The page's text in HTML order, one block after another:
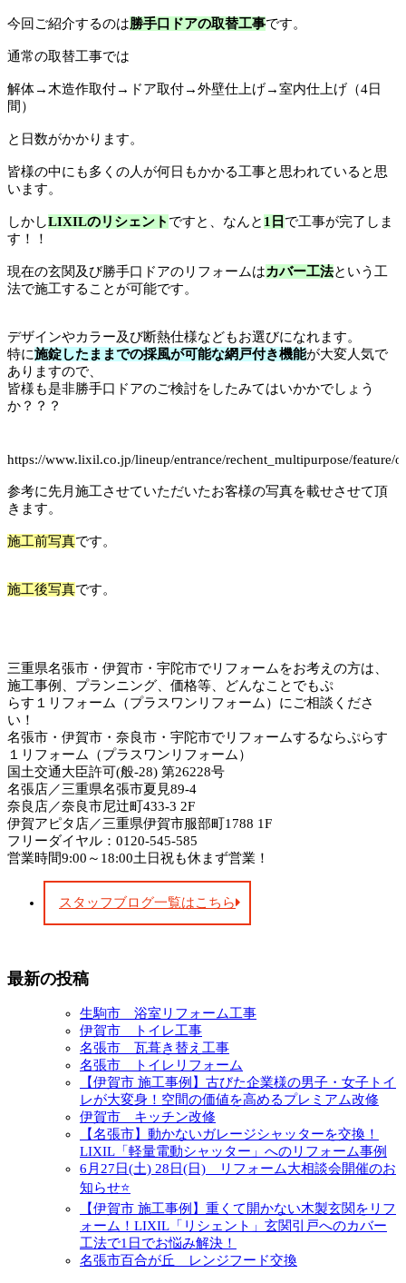
今回ご紹介するのは勝手口ドアの取替工事です。
通常の取替工事では
解体→木造作取付→ドア取付→外壁仕上げ→室内仕上げ（4日
間）
と日数がかかります。
皆様の中にも多くの人が何日もかかる工事と思われていると思
います。
しかしLIXILのリシェント ですと、なんと 1日 で工事が完了しま
す！！
現在の玄関及び勝手口ドアのリフォームはカバー工法という工
法で施工することが可能です。
デザインやカラー及び断熱仕様などもお選びになれます。
特に施錠したままでの採風が可能な網戸付き機能が大変人気で
ありますので、
皆様も是非勝手口ドアのご検討をしたみてはいかかでしょう
か？？？
https://www.lixil.co.jp/lineup/entrance/rechent_multipurpose/feature/
参考に先月施工させていただいたお客様の写真を載せさせて頂
きます。
施工前写真です。
施工後写真です。
三重県名張市・伊賀市・宇陀市でリフォームをお考えの方は、
施工事例、プランニング、価格等、どんなことでもぷ
らす１リフォーム（プラスワンリフォーム）にご相談くださ
い！
名張市・伊賀市・奈良市・宇陀市でリフォームするならぷらす
１リフォーム（プラスワンリフォーム）
国土交通大臣許可(般-28) 第26228号
名張店／三重県名張市夏見89-4
奈良店／奈良市尼辻町433-3 2F
伊賀アピタ店／三重県伊賀市服部町1788 1F
フリーダイヤル：0120-545-585
営業時間9:00～18:00土日祝も休まず営業！
スタッフブログ一覧はこちら
最新の投稿
生駒市 浴室リフォーム工事
伊賀市 トイレ工事
名張市 瓦葺き替え工事
名張市 トイレリフォーム
【伊賀市 施工事例】古びた企業様の男子・女子トイ
レが大変身！空間の価値を高めるプレミアム改修
伊賀市 キッチン改修
【名張市】動かないガレージシャッターを交換！
LIXIL「軽量電動シャッター」へのリフォーム事例
6月27日(土) 28日(日) リフォーム大相談会開催のお
知らせ⭐
【伊賀市 施工事例】重くて開かない木製玄関をリフ
ォーム！LIXIL「リシェント」玄関引戸へのカバー
工法で1日でお悩み解決！
名張市百合が丘 レンジフード交換